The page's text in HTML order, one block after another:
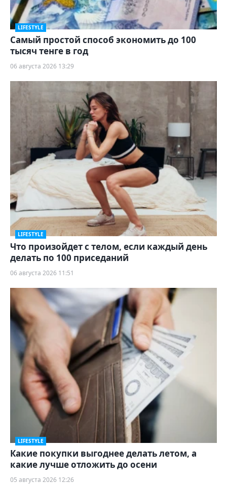
LIFESTYLE
Самый простой способ экономить до 100
тысяч тенге в год
06 августа 2026 13:29
LIFESTYLE
Что произойдет с телом, если каждый день
делать по 100 приседаний
06 августа 2026 11:51
LIFESTYLE
Какие покупки выгоднее делать летом, а
какие лучше отложить до осени
05 августа 2026 12:26